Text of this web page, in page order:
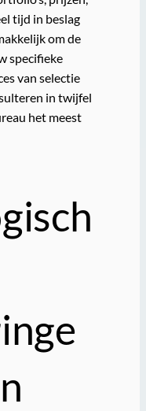
tijd in beslag
om de
specifieke
van selectie
in twijfel
het meest